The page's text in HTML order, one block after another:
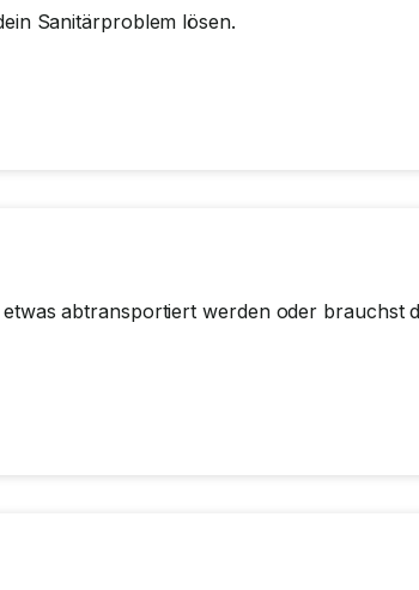
Sanitärproblem lösen.
abtransportiert werden oder brauchst